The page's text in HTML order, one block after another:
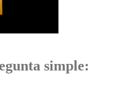
simple: